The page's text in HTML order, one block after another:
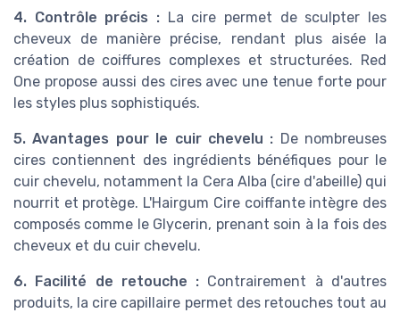
4. Contrôle précis : La cire permet de sculpter les
cheveux de manière précise, rendant plus aisée la
création de coiffures complexes et structurées. Red
One propose aussi des cires avec une tenue forte pour
les styles plus sophistiqués.
5. Avantages pour le cuir chevelu : De nombreuses
cires contiennent des ingrédients bénéfiques pour le
cuir chevelu, notamment la Cera Alba (cire d'abeille) qui
nourrit et protège. L'Hairgum Cire coiffante intègre des
composés comme le Glycerin, prenant soin à la fois des
cheveux et du cuir chevelu.
6. Facilité de retouche : Contrairement à d'autres
produits, la cire capillaire permet des retouches tout au